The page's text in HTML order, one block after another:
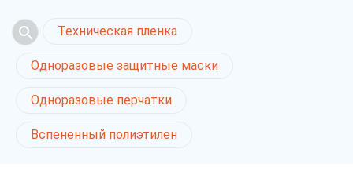
Техническая пленка
Одноразовые защитные маски
Одноразовые перчатки
Вспененный полиэтилен